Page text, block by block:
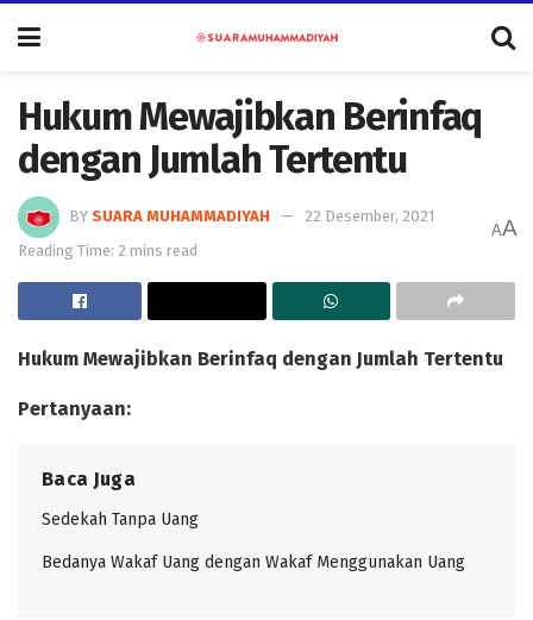
Hukum Mewajibkan Berinfaq
dengan Jumlah Tertentu
BY SUARA MUHAMMADIYAH
22 Desember, 2021
Reading Time: 2 mins read
AA
Hukum Mewajibkan Berinfaq dengan Jumlah Tertentu
Pertanyaan:
Baca Juga
Sedekah Tanpa Uang
Bedanya Wakaf Uang dengan Wakaf Menggunakan Uang